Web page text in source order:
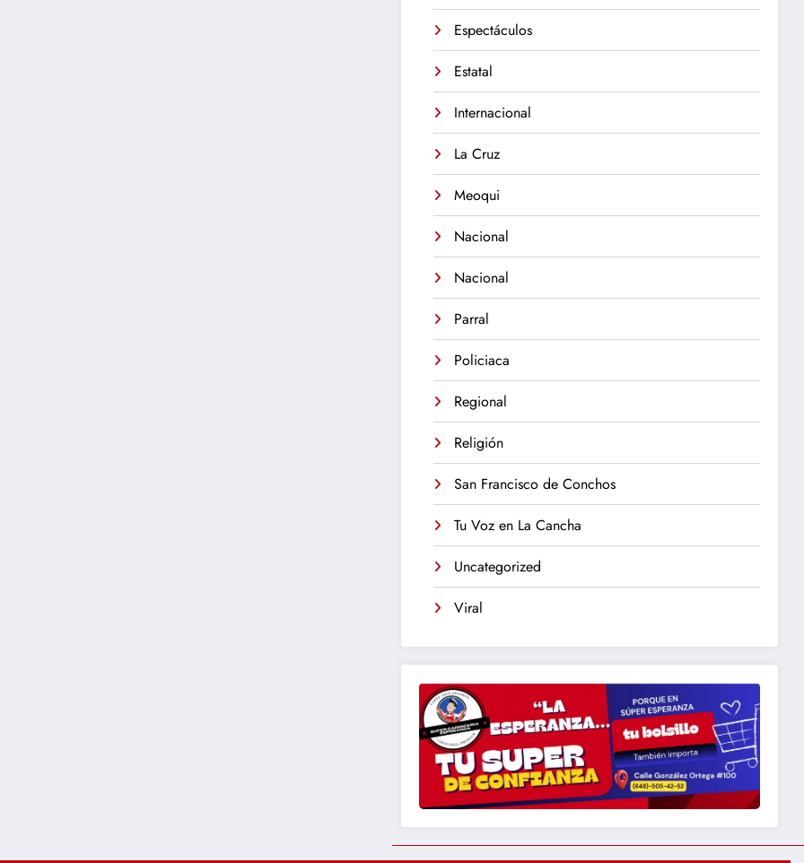
Espectáculos
Estatal
Internacional
La Cruz
Meoqui
Nacional
Nacional
Parral
Policiaca
Regional
Religión
San Francisco de Conchos
Tu Voz en La Cancha
Uncategorized
Viral